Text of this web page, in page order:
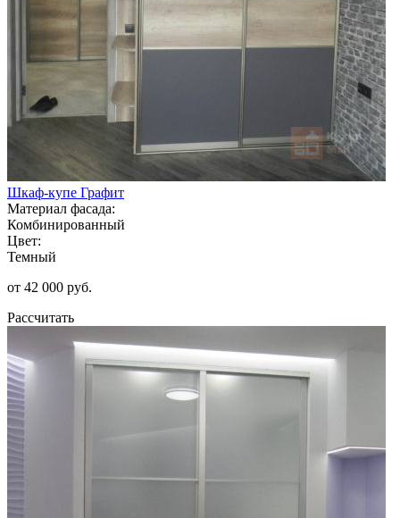
Шкаф-купе Графит
Материал фасада:
Комбинированный
Цвет:
Темный
от 42 000 руб.
Рассчитать